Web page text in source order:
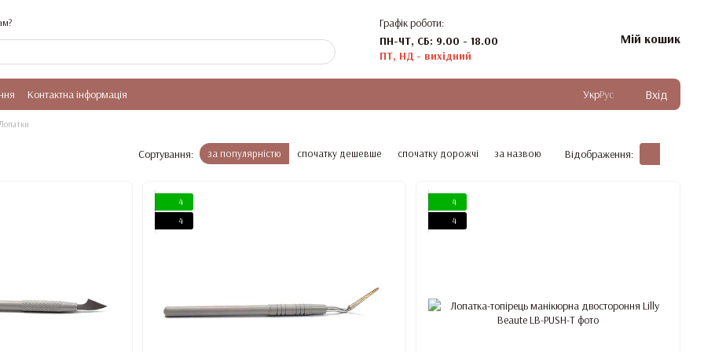
Графік роботи:
ПН-ЧТ, СБ: 9.00 - 18.00
ПТ, НД - вихідний
Мій кошик
Контактна інформація УкрРус Вхід
Сортування: за популярністю спочатку дешевше спочатку дорожчі за назвою Відображення:
4
4
4
4